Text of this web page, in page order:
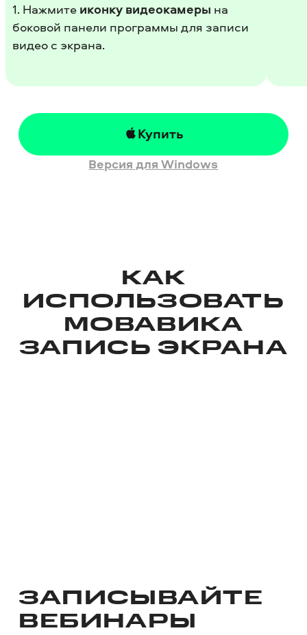
1. Нажмите иконку видеокамеры на
боковой панели программы для записи
видео с экрана.
Купить
Версия для Windows
КАК
ИСПОЛЬЗОВАТЬ
МОВАВИКА
ЗАПИСЬ ЭКРАНА
ЗАПИСЫВАЙТЕ
ВЕБИНАРЫ